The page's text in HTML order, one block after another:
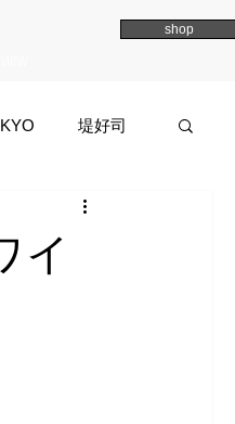
shop
堤好司
イマイマユ
イ